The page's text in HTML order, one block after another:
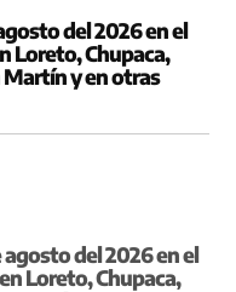
del 2026 en el
Loreto, Chupaca,
y en otras
agosto del 2026 en el
Loreto, Chupaca,